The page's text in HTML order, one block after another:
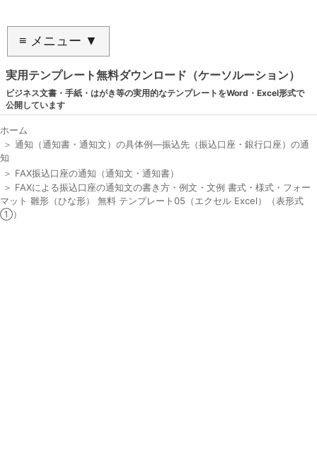
≡ メニュー ▼
実用テンプレート無料ダウンロード（ケーソルーション）
ビジネス文書・手紙・はがき等の実用的なテンプレートをWord・Excel形式で
公開しています
ホーム
＞ 通知（通知書・通知文）の具体例―振込先（振込口座・銀行口座）の通
知
＞ FAX振込口座の通知（通知文・通知書）
＞ FAXによる振込口座の通知文の書き方・例文・文例 書式・様式・フォー
マット 雛形（ひな形） 無料 テンプレート05（エクセル Excel）（表形式
①）